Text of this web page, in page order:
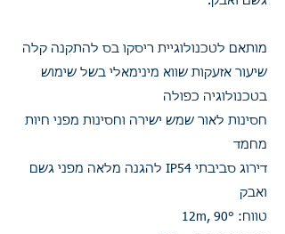
מותאם לטכנולוגיית ריסקו בס להתקנה קלה
שיעור אזעקות שווא מינימאלי בשל שימוש
בטכנולוגיה כפולה
חסינות לאור שמש ישירה וחסינות מפני חיות
מחמד
דירוג סביבתי IP54 להגנה מלאה מפני גשם
ואבק
טווח: 12m, 90°